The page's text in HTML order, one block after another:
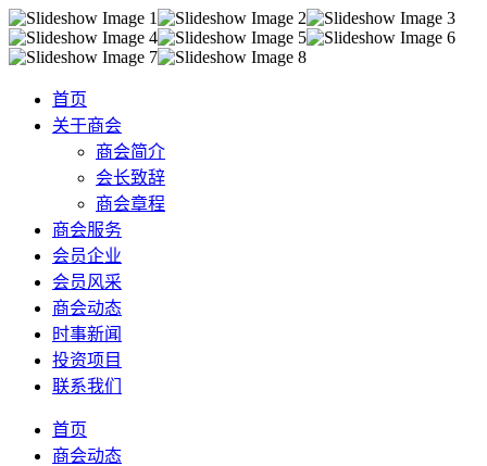
首页
关于商会
商会简介
会长致辞
商会章程
商会服务
会员企业
会员风采
商会动态
时事新闻
投资项目
联系我们
首页
商会动态